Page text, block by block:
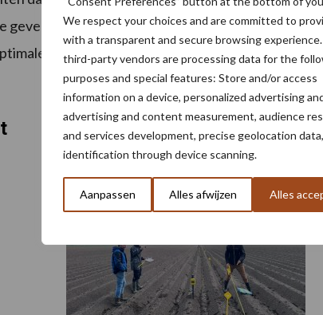
We respect your choices and are committed to
with a transparent and secure browsing
third-party vendors are processing data for the
purposes and special features: Store and/or access
information on a device, personalized advertising
advertising and content measurement, audience
and services development, precise geolocation
identification through device scanning.
Aanpassen Alles afwijzen Alles
dus niet noodzakelijk de maximale waarden
bestuivingsomstandigheden.